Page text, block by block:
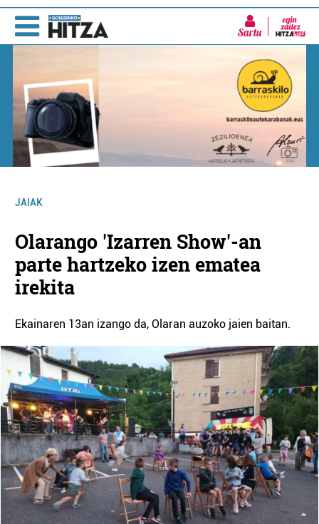
Sartu
JAIAK
Olarango 'Izarren Show'-an
parte hartzeko izen ematea
irekita
Ekainaren 13an izango da, Olaran auzoko jaien baitan.